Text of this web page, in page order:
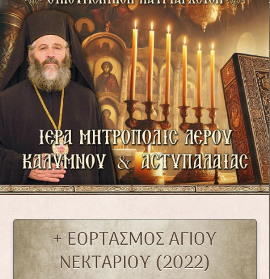
+ ΕΟΡΤΑΣΜΟΣ ΑΓΙΟΥ
ΝΕΚΤΑΡΙΟΥ (2022)